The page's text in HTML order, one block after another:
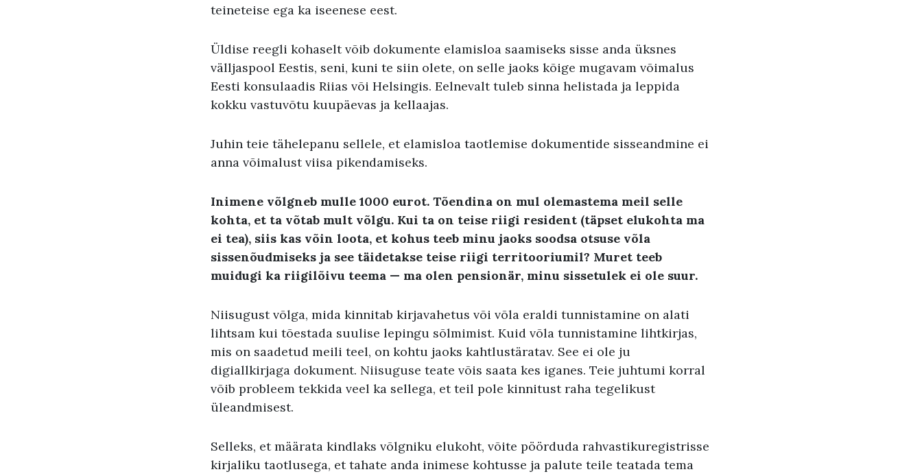
teineteise ega ka iseenese eest.
Üldise reegli kohaselt võib dokumente elamisloa saamiseks sisse anda üksnes
välljaspool Eestis, seni, kuni te siin olete, on selle jaoks kõige mugavam võimalus
Eesti konsulaadis Riias või Helsingis. Eelnevalt tuleb sinna helistada ja leppida
kokku vastuvõtu kuupäevas ja kellaajas.
Juhin teie tähelepanu sellele, et elamisloa taotlemise dokumentide sisseandmine ei
anna võimalust viisa pikendamiseks.
Inimene võlgneb mulle 1000 eurot. Tõendina on mul olemastema meil selle
kohta, et ta võtab mult võlgu. Kui ta on teise riigi resident (täpset elukohta ma
ei tea), siis kas võin loota, et kohus teeb minu jaoks soodsa otsuse võla
sissenõudmiseks ja see täidetakse teise riigi territooriumil? Muret teeb
muidugi ka riigilõivu teema — ma olen pensionär, minu sissetulek ei ole suur.
Niisugust võlga, mida kinnitab kirjavahetus või võla eraldi tunnistamine on alati
lihtsam kui tõestada suulise lepingu sõlmimist. Kuid võla tunnistamine lihtkirjas,
mis on saadetud meili teel, on kohtu jaoks kahtlustäratav. See ei ole ju
digiallkirjaga dokument. Niisuguse teate võis saata kes iganes. Teie juhtumi korral
võib probleem tekkida veel ka sellega, et teil pole kinnitust raha tegelikust
üleandmisest.
Selleks, et määrata kindlaks võlgniku elukoht, võite pöörduda rahvastikuregistrisse
kirjaliku taotlusega, et tahate anda inimese kohtusse ja palute teile teatada tema